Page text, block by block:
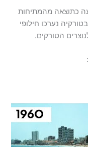
כתוצאה מהמתיחות
בין הטורקים והיוונים. גם בעיר Kayakoy בטורקיה נערכו חילופי